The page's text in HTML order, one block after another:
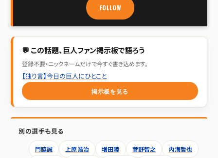
FOLLOW
💬 この話題、巨人ファン掲示板で語ろう
登録不要・ニックネームだけで今すぐ書き込めます。
【独り言】今日の巨人にひとこと
掲示板を見る
別の選手も見る
門脇誠 上原浩治 増田陸 菅野智之
内海哲也